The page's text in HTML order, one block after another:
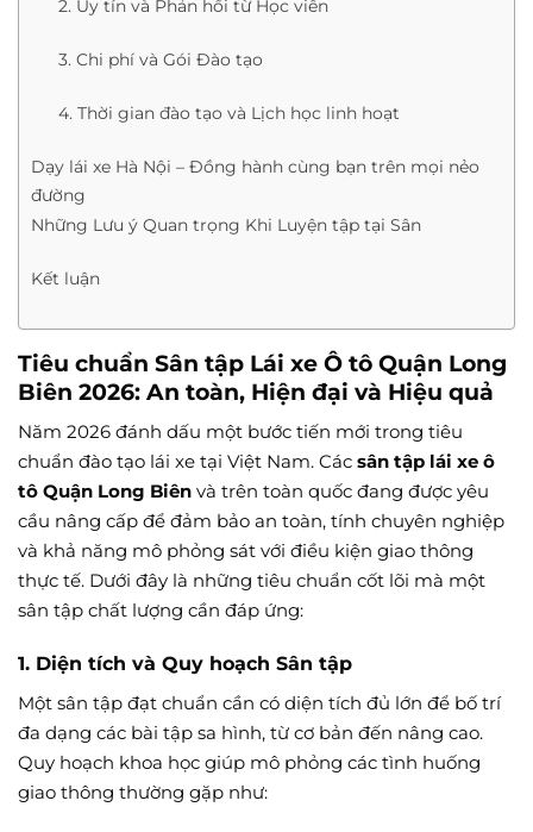
2. Uy tín và Phản hồi từ Học viên
3. Chi phí và Gói Đào tạo
4. Thời gian đào tạo và Lịch học linh hoạt
Dạy lái xe Hà Nội – Đồng hành cùng bạn trên mọi nẻo
đường
Những Lưu ý Quan trọng Khi Luyện tập tại Sân
Kết luận
Tiêu chuẩn Sân tập Lái xe Ô tô Quận Long
Biên 2026: An toàn, Hiện đại và Hiệu quả
Năm 2026 đánh dấu một bước tiến mới trong tiêu
chuẩn đào tạo lái xe tại Việt Nam. Các sân tập lái xe ô
tô Quận Long Biên và trên toàn quốc đang được yêu
cầu nâng cấp để đảm bảo an toàn, tính chuyên nghiệp
và khả năng mô phỏng sát với điều kiện giao thông
thực tế. Dưới đây là những tiêu chuẩn cốt lõi mà một
sân tập chất lượng cần đáp ứng:
1. Diện tích và Quy hoạch Sân tập
Một sân tập đạt chuẩn cần có diện tích đủ lớn để bố trí
đa dạng các bài tập sa hình, từ cơ bản đến nâng cao.
Quy hoạch khoa học giúp mô phỏng các tình huống
giao thông thường gặp như: